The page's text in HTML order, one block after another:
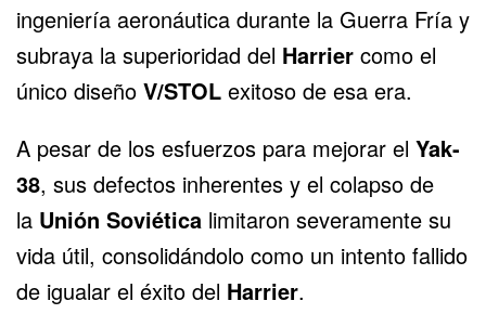
ingeniería aeronáutica durante la Guerra Fría y
subraya la superioridad del Harrier como el
único diseño V/STOL exitoso de esa era.
A pesar de los esfuerzos para mejorar el Yak-
38, sus defectos inherentes y el colapso de
la Unión Soviética limitaron severamente su
vida útil, consolidándolo como un intento fallido
de igualar el éxito del Harrier.